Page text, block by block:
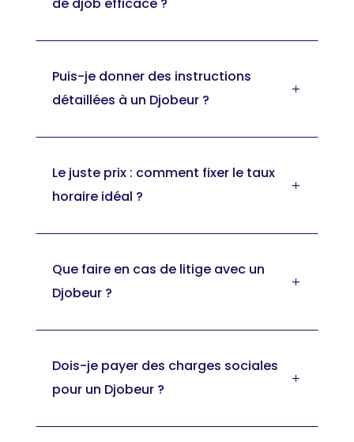
L
Puis-je donner des instructions
détaillées à un Djobeur ?
L
Le juste prix : comment fixer le taux
horaire idéal ?
L
Que faire en cas de litige avec un
Djobeur ?
L
Dois-je payer des charges sociales
pour un Djobeur ?